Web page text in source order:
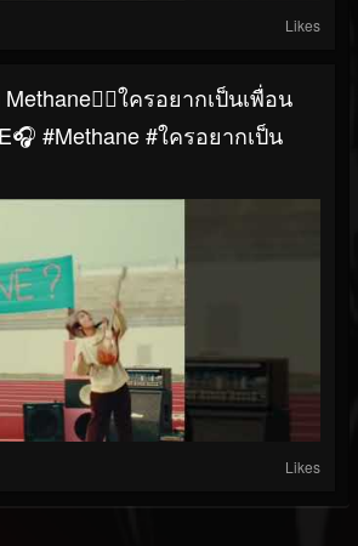
Likes
ใครอยากเป็นเพื่อน
#Methane #ใครอยากเป็น
Likes